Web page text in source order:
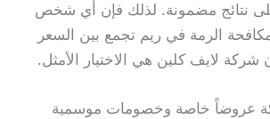
نتائج مضمونة. لذلك فإن أي شخص
الرمة في ريم تجمع بين السعر
شركة لايف كلين هي الاختيار الأمثل.
عروضاً خاصة وخصومات موسمية